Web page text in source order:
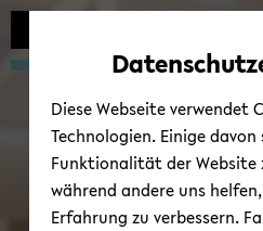
Diese Webseite verwendet
Technologien. Einige
Funktionalität der Website
während andere uns
Erfahrung zu verbessern.